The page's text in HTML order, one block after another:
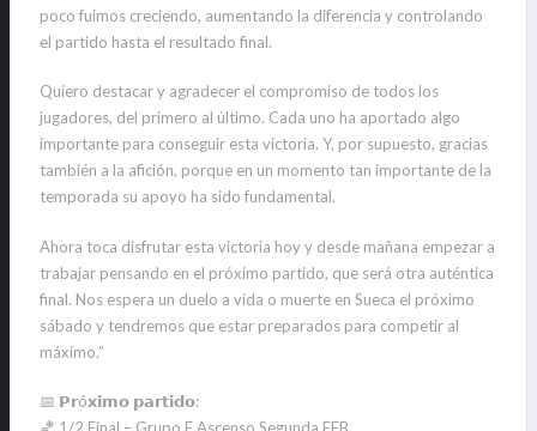
poco fuimos creciendo, aumentando la diferencia y controlando
el partido hasta el resultado final.
Quiero destacar y agradecer el compromiso de todos los
jugadores, del primero al último. Cada uno ha aportado algo
importante para conseguir esta victoria. Y, por supuesto, gracias
también a la afición, porque en un momento tan importante de la
temporada su apoyo ha sido fundamental.
Ahora toca disfrutar esta victoria hoy y desde mañana empezar a
trabajar pensando en el próximo partido, que será otra auténtica
final. Nos espera un duelo a vida o muerte en Sueca el próximo
sábado y tendremos que estar preparados para competir al
máximo.”
📅 𝗣𝗿ó𝘅𝗶𝗺𝗼 𝗽𝗮𝗿𝘁𝗶𝗱𝗼: